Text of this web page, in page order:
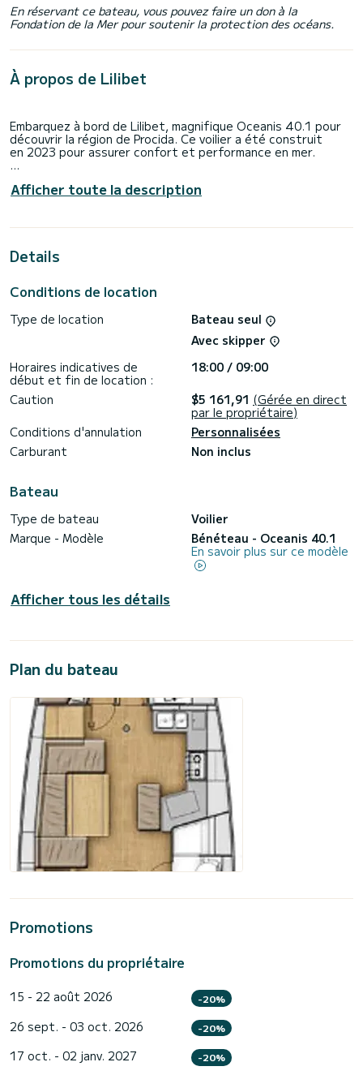
En réservant ce bateau, vous pouvez faire un don à la
Fondation de la Mer pour soutenir la protection des océans.
À propos de Lilibet
Embarquez à bord de Lilibet, magnifique Oceanis 40.1 pour
découvrir la région de Procida. Ce voilier a été construit
en 2023 pour assurer confort et performance en mer.
45 chevaux. Les 4 cabines permettent d'accueillir 10
Pour votre confort, Lilibet possède 2 toilettes avec douche
Il possède notamment les équipements suivants : Pilote
sur le bouton « obtenir un devis », un expert SamBoat vous
Afficher toute la description
Details
Conditions de location
Type de location
Bateau seul
Avec skipper
Horaires indicatives de
début et fin de location :
18:00 / 09:00
Caution
$5 161,91 (Gérée en direct
par le propriétaire)
Conditions d'annulation
Personnalisées
Carburant
Non inclus
Bateau
Type de bateau
Voilier
Marque - Modèle
Bénéteau - Oceanis 40.1
En savoir plus sur ce modèle
Afficher tous les détails
Plan du bateau
Promotions
Promotions du propriétaire
15 - 22 août 2026 -20%
26 sept. - 03 oct. 2026 -20%
17 oct. - 02 janv. 2027 -20%